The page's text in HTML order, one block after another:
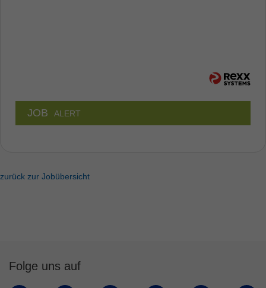
JOB ALERT
zurück zur Jobübersicht
Folge uns auf